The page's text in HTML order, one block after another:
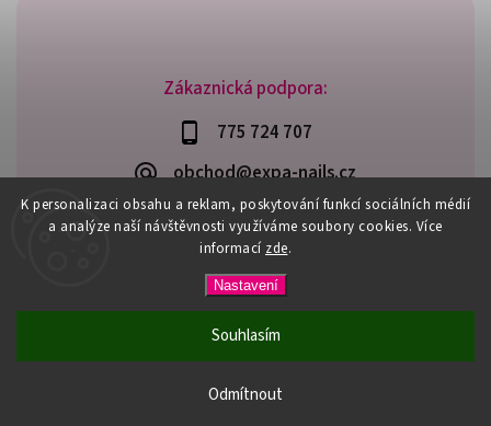
K personalizaci obsahu a reklam, poskytování funkcí sociálních médií
a analýze naší návštěvnosti využíváme soubory cookies. Více
informací zde.
Nastavení
Odmítnout
Souhlasím
PŘI NÁKUPU NAD 600,- MÁTE DOPRAVU ZDARMA / DÁREK K
NÁKUPU! VYBERTE SI HO PŘI OBJEDNÁVCE NAD 1500,- NEBO
Zákaznická podpora:
775 724 707
obchod@expa-nails.cz
Expanails.cz. Všechna práva vyhrazena.
Upravit nastavení cookies
VytvořilShoptet | Design